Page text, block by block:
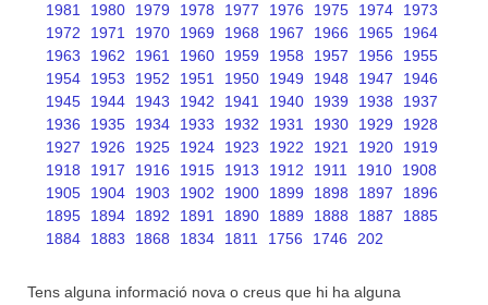
1981
1980 1979 1978 1977 1976 1975 1974
1973
1972
1971 1970 1969 1968 1967 1966 1965
1964
1963
1962 1961 1960 1959 1958 1957 1956
1955
1954
1953 1952 1951 1950 1949 1948 1947
1946
1945
1944 1943 1942 1941 1940 1939 1938
1937
1936
1935 1934 1933 1932 1931 1930 1929
1928
1927
1926 1925 1924 1923 1922 1921 1920
1919
1918
1917 1916 1915 1913 1912 1911 1910
1908
1905
1904 1903 1902 1900 1899 1898 1897
1896
1895
1894 1892 1891 1890 1889 1888 1887
1885
1884
1883 1868 1834 1811 1756 1746 202
Tens alguna informació nova o creus que hi ha alguna